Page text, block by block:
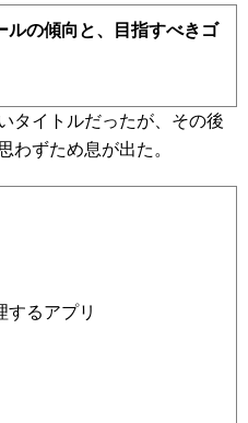
ルの傾向と、目指すべきゴ
タイトルだったが、その後
わずため息が出た。
するアプリ